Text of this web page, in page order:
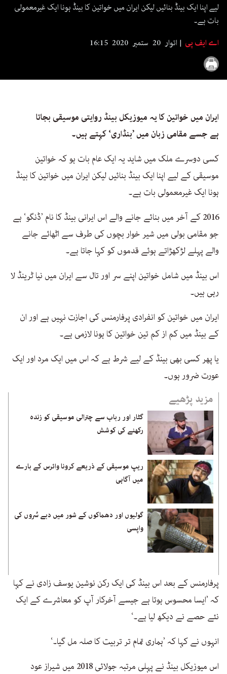
seconds
لیے اپنا ایک بینڈ بنائیں لیکن ایران میں خواتین کا بینڈ ہونا ایک غیرمعمولی
بات ہے۔
اے ایف پی
اتوار 20 ستمبر 2020 16:15
ایران میں خواتین کا یہ میوزیکل بینڈ روایتی موسیقی بجاتا
ہے جسے مقامی زبان میں ’بنڈاری‘ کہتے ہیں۔
کسی دوسرے ملک میں شاید یہ ایک عام بات ہو کہ خواتین
موسیقی کے لیے اپنا ایک بینڈ بنائیں لیکن ایران میں خواتین کا بینڈ
ہونا ایک غیرمعمولی بات ہے۔
2016 کے آخر میں بنائے جانے والے اس ایرانی بینڈ کا نام ’ڈنگو‘ ہے
جو مقامی بولی میں شیر خوار بچوں کی طرف سے اٹھائے جانے
والے پہلے لڑکھڑاتے ہوئے قدموں کو کہا جاتا ہے۔
اس بینڈ میں شامل خواتین اپنے سر اور تال سے ایران میں نیا ٹرینڈ لا
رہی ہیں۔
ایران میں خواتین کو انفرادی پرفارمنس کی اجازت نہیں ہے اور ان
کے بینڈ میں کم از کم تین خواتین کا ہونا لازمی ہے۔
یا پھر کسی بھی بینڈ کے لیے شرط ہے کہ اس میں ایک مرد اور ایک
عورت ضرور ہوں۔
مزید پڑھیے
گٹار اور رباب سے چترالی موسیقی کو زندہ
رکھنے کی کوشش
ریپ موسیقی کے ذریعے کرونا وائرس کے بارے
میں آگاہی
گولیوں اور دھماکوں کے شور میں دبے سُروں کی
واپسی
پرفارمنس کے بعد اس بینڈ کی ایک رکن نوشین یوسف زادی نے کہا
کہ ’ایسا محسوس ہوتا ہے جیسے آخرکار آپ کو معاشرے کے ایک
نئے حصے نے دیکھ لیا ہے۔‘
انہوں نے کہا کہ ’ہماری تمام تر تربیت کا صلہ مل گیا۔‘
اس میوزیکل بینڈ نے پہلی مرتبہ جولائی 2018 میں شیراز عود